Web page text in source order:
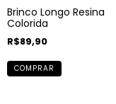
Brinco Longo Resina
Colorida
R$89,90
COMPRAR